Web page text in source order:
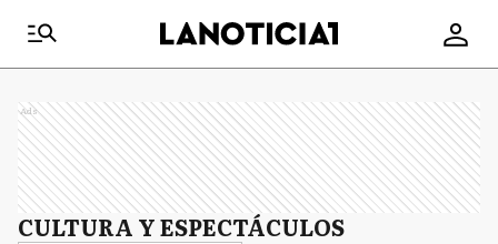
Ads
CULTURA Y ESPECTÁCULOS